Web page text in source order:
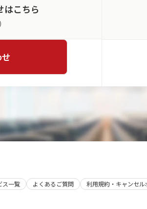
はこちら
ス一覧 よくあるご質問 利用規約・キャンセル